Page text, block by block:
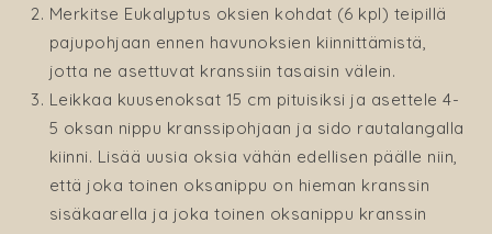
Merkitse Eukalyptus oksien kohdat (6 kpl) teipillä
pajupohjaan ennen havunoksien kiinnittämistä,
jotta ne asettuvat kranssiin tasaisin välein.
Leikkaa kuusenoksat 15 cm pituisiksi ja asettele 4-
5 oksan nippu kranssipohjaan ja sido rautalangalla
kiinni. Lisää uusia oksia vähän edellisen päälle niin,
että joka toinen oksanippu on hieman kranssin
sisäkaarella ja joka toinen oksanippu kranssin